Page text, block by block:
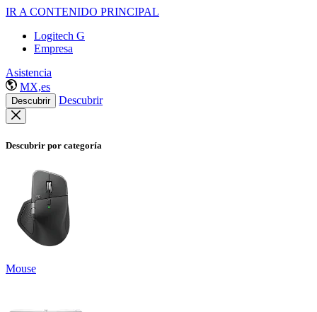
IR A CONTENIDO PRINCIPAL
Logitech G
Empresa
Asistencia
MX,es
Descubrir Descubrir
Descubrir por categoría
Mouse